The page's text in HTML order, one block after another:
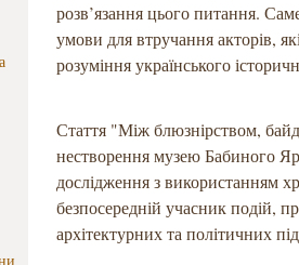
розв’язання цього питання.
умови для втручання акторів,
розуміння українського
Стаття "Між блюзнірством,
нестворення музею Бабиного
дослідження з використанням
безпосередній учасник подій,
архітектурних та політичних